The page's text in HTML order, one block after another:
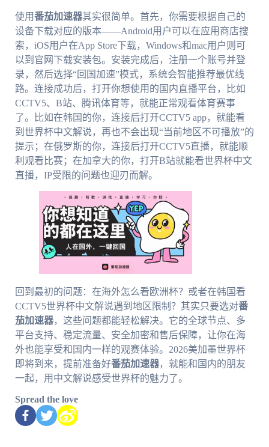
使用番茄加速器其实很简单。首先，你需要根据自己的
设备下载对应的版本——Android用户可以在应用商店搜
索，iOS用户在App Store下载，Windows和mac用户则可
以到官网下载安装包。安装完成后，注册一个账号并登
录，然后选择“回国加速”模式，系统会智能推荐最优线
路。连接成功后，打开你想使用的国内直播平台，比如
CCTV5、B站、腾讯体育等，就能正常观看体育赛事
了。比如在韩国的你，连接后打开CCTV5 app，就能看
到世界杯中文解说，再也不会出现“当前地区不可播放”的
提示；在俄罗斯的你，连接后打开CCTV5直播，就能顺
利观看比赛；在加拿大的你，打开B站就能看世界杯中文
直播，IP受限的问题也迎刃而解。
回到最初的问题：在海外怎么看欧洲杯？或者在韩国看
CCTV5世界杯中文解说遇到地区限制？其实只要选对番
茄加速器，这些问题都能轻松解决。它的全球节点、多
平台支持、稳定流量、安全加密和售后保障，让你在海
外也能享受和国内一样的观赛体验。2026美加墨世界杯
即将到来，提前准备好番茄加速器，就能和国内的朋友
一起，用中文解说感受世界杯的魅力了。
Spread the love